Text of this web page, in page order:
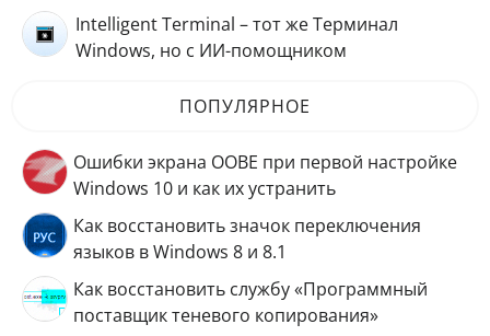
Intelligent Terminal – тот же Терминал
Windows, но с ИИ-помощником
ПОПУЛЯРНОЕ
Ошибки экрана OOBE при первой настройке
Windows 10 и как их устранить
Как восстановить значок переключения
языков в Windows 8 и 8.1
Как восстановить службу «Программный
поставщик теневого копирования»